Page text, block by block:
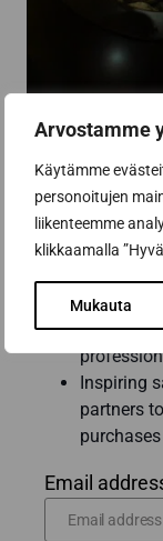
Arvostamme
Käytämme
personoitujen
liikenteemme
klikkaamalla
Mukauta
Get the
sauna
Inspiring
partners
purchases
Email